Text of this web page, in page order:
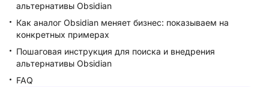
альтернативы Obsidian
Как аналог Obsidian меняет бизнес: показываем на
конкретных примерах
Пошаговая инструкция для поиска и внедрения
альтернативы Obsidian
FAQ